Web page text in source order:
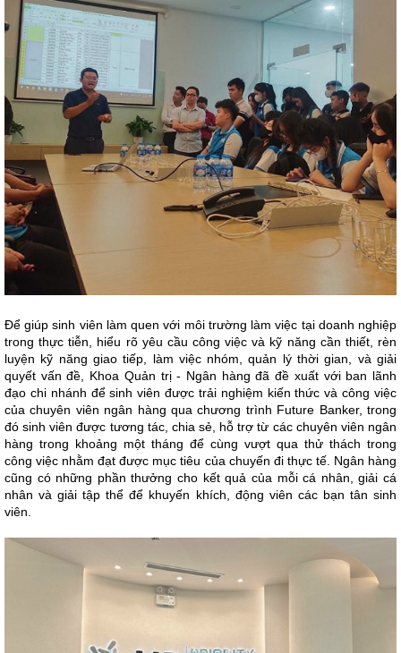
Để giúp sinh viên làm quen với môi trường làm việc tại doanh nghiệp
trong thực tiễn, hiểu rõ yêu cầu công việc và kỹ năng cần thiết, rèn
luyện kỹ năng giao tiếp, làm việc nhóm, quản lý thời gian, và giải
quyết vấn đề, Khoa Quản trị - Ngân hàng đã đề xuất với ban lãnh
đạo chi nhánh để sinh viên được trải nghiệm kiến thức và công việc
của chuyên viên ngân hàng qua chương trình Future Banker, trong
đó sinh viên được tương tác, chia sẻ, hỗ trợ từ các chuyên viên ngân
hàng trong khoảng một tháng để cùng vượt qua thử thách trong
công việc nhằm đạt được mục tiêu của chuyến đi thực tế. Ngân hàng
cũng có những phần thưởng cho kết quả của mỗi cá nhân, giải cá
nhân và giải tập thể để khuyến khích, động viên các bạn tân sinh
viên.